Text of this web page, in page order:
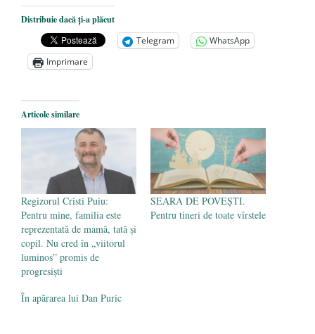
Dezvăluiri cutremurătoare despre
președintele Ucrainei, Volodymyr
Zelensky
- 13 mai 2026
Statul care servește Națiunea
Legea Vexler produce efecte. Bustul
poetului Octavian Goga, înlăturat din Iași
- 16 aprilie 2026
Distribuie dacă ți-a plăcut
Telegram
WhatsApp
Imprimare
Articole similare
Regizorul Cristi Puiu:
Pentru mine, familia este
reprezentată de mamă, tată și
copil. Nu cred în „viitorul
luminos” promis de
progresiști
SEARA DE POVEŞTI.
Pentru tineri de toate vîrstele
În apărarea lui Dan Puric